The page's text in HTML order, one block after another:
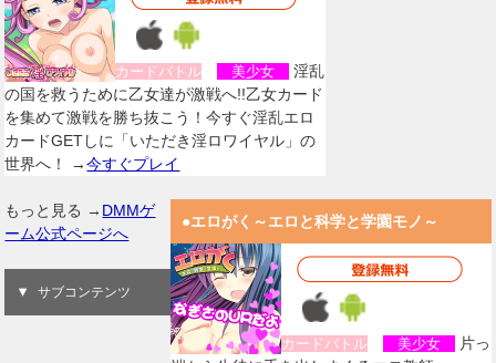
カードバトル 美少女
淫乱
の国を救うために乙女達が激戦へ!!乙女カード
を集めて激戦を勝ち抜こう！今すぐ淫乱エロ
カードGETしに「いただき淫ロワイヤル」の
世界へ！ →今すぐプレイ
●エロがく～エロと科学と学園モノ～
カードバトル 美少女
片っ
もっと見る → DMMゲ
ーム公式ページへ
サブコンテンツ